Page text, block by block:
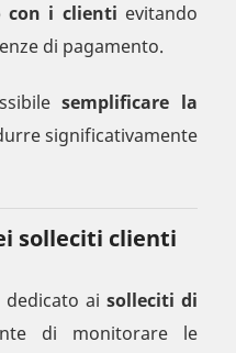
con i clienti evitando
di pagamento.
semplificare la
significativamente
solleciti clienti
ai solleciti di
di monitorare le